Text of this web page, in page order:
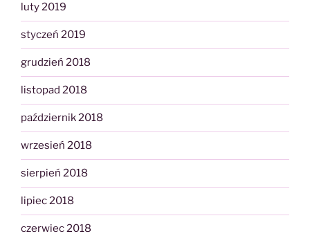
luty 2019
styczeń 2019
grudzień 2018
listopad 2018
październik 2018
wrzesień 2018
sierpień 2018
lipiec 2018
czerwiec 2018